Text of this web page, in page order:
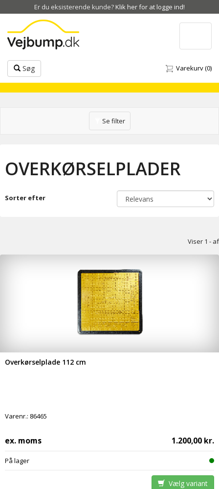
Er du eksisterende kunde?Klik her for at logge ind!
Søg Varekurv(0)
Toggle
navigation
Se filter
OVERKØRSELPLADER
Sorter efter
Viser 1 - af
Overkørselplade 112 cm
Varenr.: 86465
ex. moms 1.200,00 kr.
På lager
Vælg variant